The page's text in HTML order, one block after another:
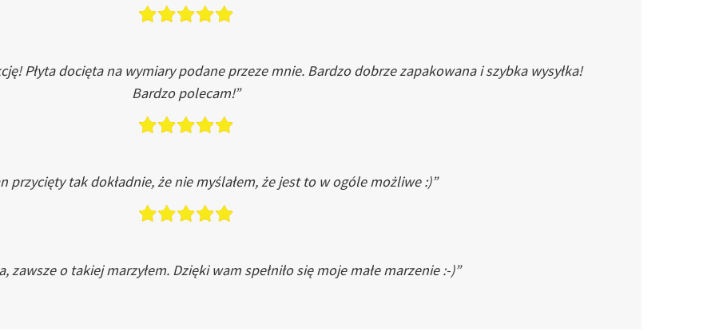
Płyta docięta na wymiary podane przeze mnie. Bardzo dobrze zapakowana i szybka wysyłka!
Bardzo polecam!”
przycięty tak dokładnie, że nie myślałem, że jest to w ogóle możliwe :)”
zawsze o takiej marzyłem. Dzięki wam spełniło się moje małe marzenie :-)”